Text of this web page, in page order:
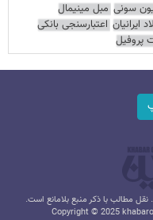
سونی مبل مینیمال
ایرانیان اعتبارسنجی بانکی
پروفیل
مطالب با ذکر منبع بلامانع است.
Copyright © 2025